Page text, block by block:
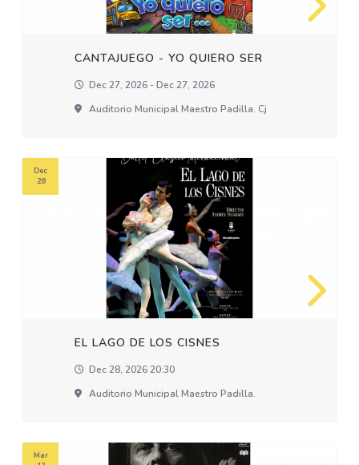
CANTAJUEGO - YO QUIERO SER
Dec 27, 2026 - Dec 27, 2026
Auditorio Municipal Maestro Padilla. Cj
EL LAGO DE LOS CISNES
Dec 28, 2026 20:30
Auditorio Municipal Maestro Padilla.
Dec
28
Mar